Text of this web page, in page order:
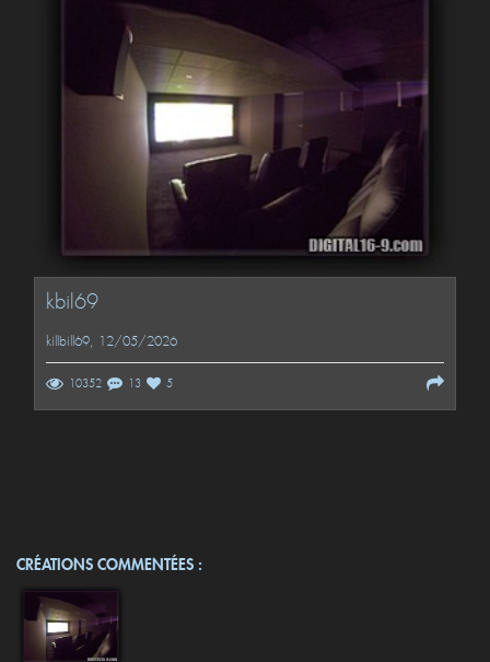
kbil69
killbill69, 12/05/2026
10352 13 5
CRÉATIONS COMMENTÉES :